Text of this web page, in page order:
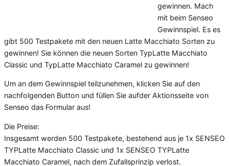
gewinnen. Mach
mit beim Senseo
Gewinnspiel. Es es
gibt 500 Testpakete mit den neuen Latte Macchiato Sorten zu
gewinnen! Sie können die neuen Sorten TypLatte Macchiato
Classic und TypLatte Macchiato Caramel zu gewinnen!
Um an dem Gewinnspiel teilzunehmen, klicken Sie auf den
nachfolgenden Button und füllen Sie aufder Aktionsseite von
Senseo das Formular aus!
Die Preise:
Insgesamt werden 500 Testpakete, bestehend aus je 1x SENSEO
TYPLatte Macchiato Classic und 1x SENSEO TYPLatte
Macchiato Caramel, nach dem Zufallsprinzip verlost.